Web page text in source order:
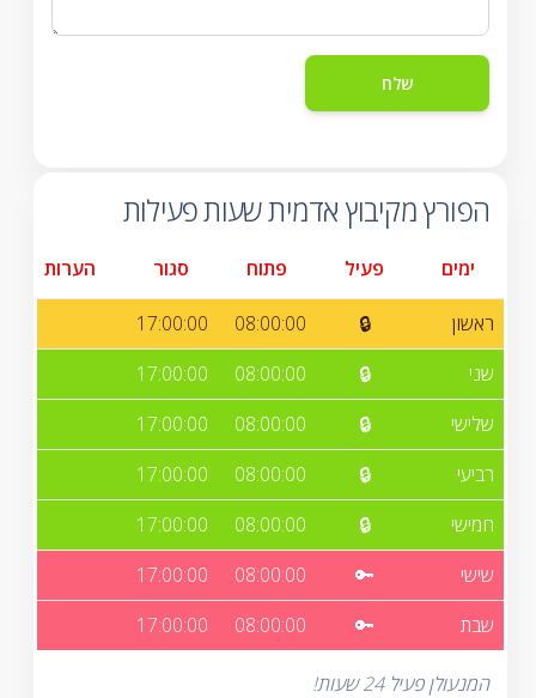
הפורץ מקיבוץ אדמית שעות פעילות
ימים פעיל פתוח סגור הערות
ראשון 🔒
08:00:00
17:00:00
שני
🔒
08:00:00
17:00:00
שלישי
🔒
08:00:00
17:00:00
רביעי
🔒
08:00:00
17:00:00
חמישי
🔒
08:00:00
17:00:00
שישי
🔑
08:00:00
17:00:00
שבת
🔑
08:00:00
17:00:00
המנעולן פעיל 24 שעות!